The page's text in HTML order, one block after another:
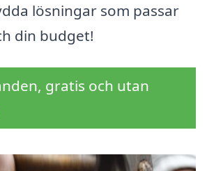
lösningar som passar
din budget!
gratis och utan